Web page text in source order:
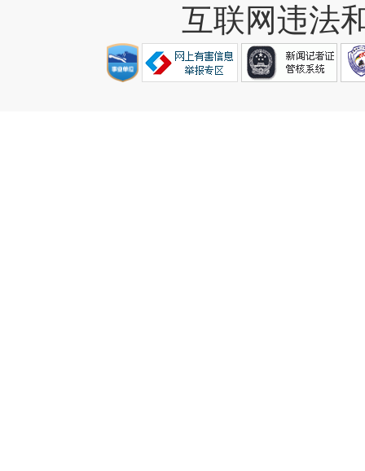
互联网违法